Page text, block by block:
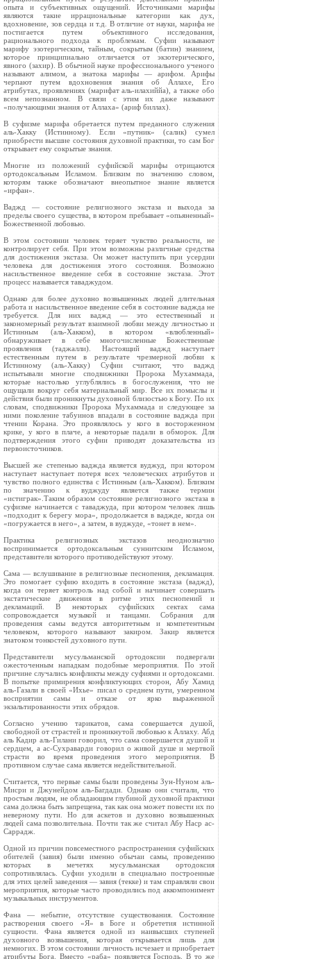
опыта и субъективных ощущений. Источниками марифы
являются такие иррациональные категории как дух,
вдохновение, зов сердца и т.д. В отличие от науки, марифа не
постигается путем объективного исследования,
рационального подхода к проблемам. Суфии называют
марифу эзотерическим, тайным, сокрытым (батин) знанием,
которое принципиально отличается от экзотерического,
явного (захир). В обычной науке профессионального ученого
называют алимом, а знатока марифы — арифом. Арифы
черпают путем вдохновения знания об Аллахе, Его
атрибутах, проявлениях (марифат аль-илахиййа), а также обо
всем непознанном. В связи с этим их даже называют
«получающими знания от Аллаха» (ариф биллах).
В суфизме марифа обретается путем преданного служения
аль-Хакку (Истинному). Если «путник» (салик) сумел
приобрести высшие состояния духовной практики, то сам Бог
открывает ему сокрытые знания.
Многие из положений суфийской марифы отрицаются
ортодоксальным Исламом. Близким по значению словом,
которям также обозначают внеопытное знание является
«ирфан».
Ваджд — состояние религиозного экстаза и выхода за
пределы своего существа, в котором пребывает «опьяненный»
Божественной любовью.
В этом состоянии человек теряет чувство реальности, не
контролирует себя. При этом возможны различные средства
для достижения экстаза. Он может наступить при усердии
человека для достижения этого состояния. Возможно
насильственное введение себя в состояние экстаза. Этот
процесс называется таваджудом.
Однако для более духовно возвышенных людей длительная
работа и насильственное введение себя в состояние ваджда не
требуется. Для них ваджд — это естественный и
закономерный результат взаимной любви между личностью и
Истинным (аль-Хакком), в котором «влюбленный»
обнаруживает в себе многочисленные Божественные
проявления (таджалли). Настоящий ваджд наступает
естественным путем в результате чрезмерной любви к
Истинному (аль-Хакку) Суфии считают, что ваджд
испытывали многие сподвижники Пророка Мухаммада,
которые настолько углублялись в богослужения, что не
ощущали вокруг себя материальный мир. Все их помыслы и
действия были проникнуты духовной близостью к Богу. По их
словам, сподвижники Пророка Мухаммада и следующее за
ними поколение табуинов впадали в состояние ваджда при
чтении Корана. Это проявлялось у кого в восторженном
крике, у кого в плаче, а некоторые падали в обморок. Для
подтверждения этого суфии приводят доказательства из
первоисточников.
Высшей же степенью ваджда является вуджуд, при котором
наступает наступает потеря всех человеческих атрибутов и
чувство полного единства с Истинным (аль-Хакком). Близким
по значению к вуджуду является также термин
«истиграк».Таким образом состояние религиозного экстаза в
суфизме начинается с таваджуда, при котором человек лишь
«подходит к берегу мора», продолжается в ваджде, когда он
«погружается в него», а затем, в вуджуде, «тонет в нем».
Практика религиозных экстазов неоднозначно
воспринимается ортодоксальным суннитским Исламом,
представители которого противодействуют этому.
Сама — вслушивание в религиозные песнопения, декламация.
Это помогает суфию входить в состояние экстаза (ваджд),
когда он теряет контроль над собой и начинает совершать
экстатические движения в ритме этих песнопений и
декламаций. В некоторых суфийских сектах сама
сопровождается музыкой и танцами. Собрания для
проведения самы ведутся авторитетным и компетентным
человеком, которого называют закиром. Закир является
знатоком тонкостей духовного пути.
Представители мусульманской ортодоксии подвергали
ожесточенным нападкам подобные мероприятия. По этой
причине случались конфликты между суфиями и ортодоксами.
В попытке примирения конфликтующих сторон, Абу Хамид
аль-Газали в своей «Ихье» писал о среднем пути, умеренном
восприятии самы и отказе от ярко выраженной
экзальтированности этих обрядов.
Согласно учению тарикатов, сама совершается душой,
свободной от страстей и проникнутой любовью к Аллаху. Абд
аль Кадир аль-Гилани говорил, что сама совершается душой и
сердцем, а ас-Сухраварди говорил о живой душе и мертвой
страсти во время проведения этого мероприятия. В
противном случае сама является недействительной.
Считается, что первые самы были проведены Зун-Нуном аль-
Мисри и Джунейдом аль-Багдади. Однако они считали, что
простым людям, не обладающим глубиной духовной практики
сама должна быть запрещена, так как она может повести их по
неверному пути. Но для аскетов и духовно возвышенных
людей сама позволительна. Почти так же считал Абу Наср ас-
Саррадж.
Одной из причин повсеместного распространения суфийских
обителей (завия) были именно обычаи самы, проведению
которых в мечетях мусульманская ортодоксия
сопротивлялась. Суфии уходили в специально построенные
для этих целей заведения — завия (текке) и там справляли свои
мероприятия, которые часто проводились под аккомпонимент
музыкальных инструментов.
Фана — небытие, отсутствие существования. Состояние
растворения своего «Я» в Боге и обрететия истинной
сущности. Фана является одной из наивысших ступеней
духовного возвышения, которая открывается лишь для
немногих. В этом состоянии личность исчезает и приобретает
атрибуты Бога. Вместо «раба» появляется Господь. В то же